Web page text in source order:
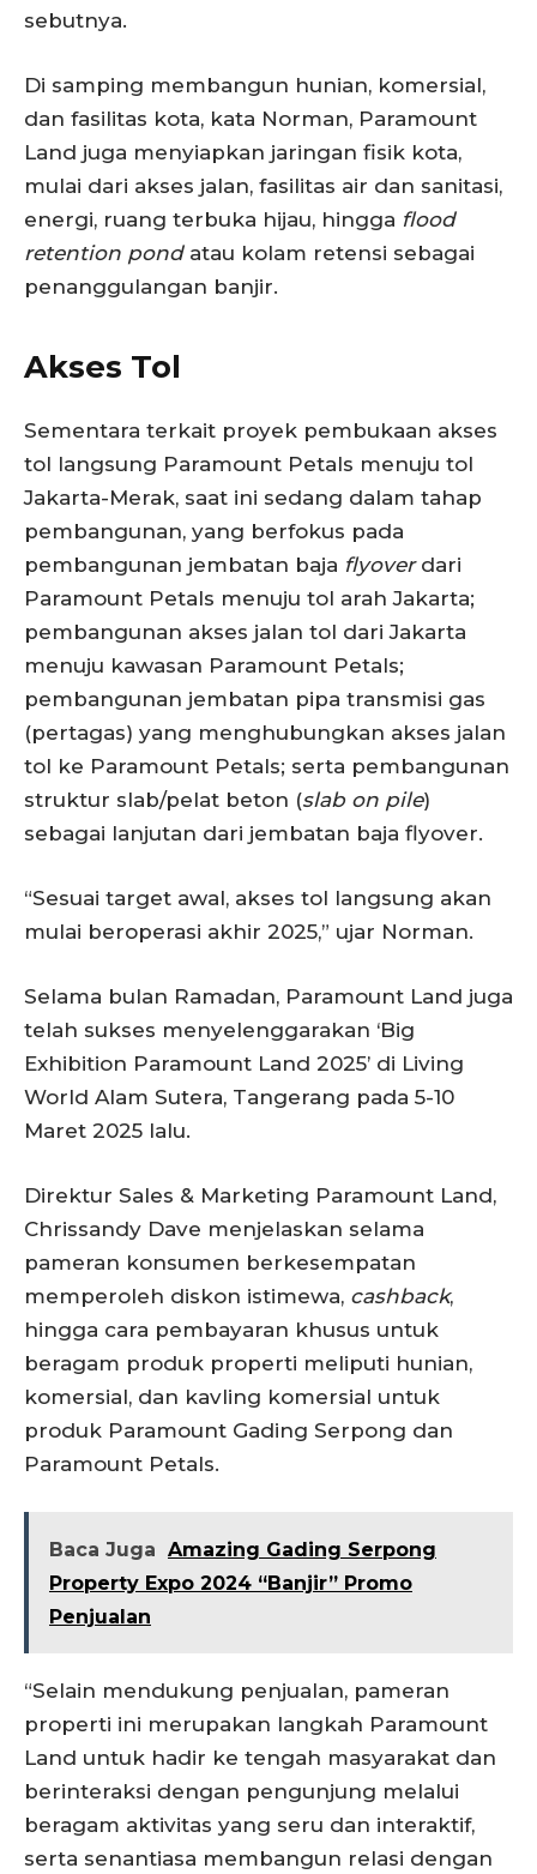
sebutnya.
Di samping membangun hunian, komersial,
dan fasilitas kota, kata Norman, Paramount
Land juga menyiapkan jaringan fisik kota,
mulai dari akses jalan, fasilitas air dan sanitasi,
energi, ruang terbuka hijau, hingga flood
retention pondatau kolam retensi sebagai
penanggulangan banjir.
Akses Tol
Sementara terkait proyek pembukaan akses
tol langsung Paramount Petals menuju tol
Jakarta-Merak, saat ini sedang dalam tahap
pembangunan, yang berfokus pada
pembangunan jembatan baja flyoverdari
Paramount Petals menuju tol arah Jakarta;
pembangunan akses jalan tol dari Jakarta
menuju kawasan Paramount Petals;
pembangunan jembatan pipa transmisi gas
(pertagas) yang menghubungkan akses jalan
tol ke Paramount Petals; serta pembangunan
struktur slab/pelat beton (slab on pile)
sebagai lanjutan dari jembatan baja flyover.
“Sesuai target awal, akses tol langsung akan
mulai beroperasi akhir 2025,” ujar Norman.
Selama bulan Ramadan, Paramount Land juga
telah sukses menyelenggarakan ‘Big
Exhibition Paramount Land 2025’ di Living
World Alam Sutera, Tangerang pada 5-10
Maret 2025 lalu.
Direktur Sales & Marketing Paramount Land,
Chrissandy Dave menjelaskan selama
pameran konsumen berkesempatan
memperoleh diskon istimewa, cashback,
hingga cara pembayaran khusus untuk
beragam produk properti meliputi hunian,
komersial, dan kavling komersial untuk
produk Paramount Gading Serpong dan
Paramount Petals.
Baca Juga Amazing Gading Serpong
Property Expo 2024 “Banjir” Promo
Penjualan
“Selain mendukung penjualan, pameran
properti ini merupakan langkah Paramount
Land untuk hadir ke tengah masyarakat dan
berinteraksi dengan pengunjung melalui
beragam aktivitas yang seru dan interaktif,
serta senantiasa membangun relasi dengan